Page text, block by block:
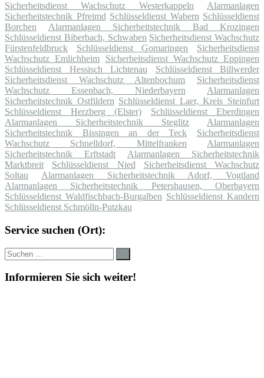
Sicherheitsdienst Wachschutz Westerkappeln
Alarmanlagen
Sicherheitstechnik Pfreimd Schlüsseldienst Wabern Schlüsseldienst
Borchen
Alarmanlagen Sicherheitstechnik Bad Krozingen
Schlüsseldienst Biberbach, Schwaben Sicherheitsdienst Wachschutz
Fürstenfeldbruck
Schlüsseldienst Gomaringen
Sicherheitsdienst
Wachschutz Emlichheim
Sicherheitsdienst Wachschutz Eppingen
Schlüsseldienst Hessisch Lichtenau
Schlüsseldienst Billwerder
Sicherheitsdienst Wachschutz Altenbochum
Sicherheitsdienst
Wachschutz Essenbach, Niederbayern
Alarmanlagen
Sicherheitstechnik Ostfildern Schlüsseldienst Laer, Kreis Steinfurt
Schlüsseldienst Herzberg (Elster)
Schlüsseldienst Eberdingen
Alarmanlagen Sicherheitstechnik Steglitz
Alarmanlagen
Sicherheitstechnik Bissingen an der Teck
Sicherheitsdienst
Wachschutz Schnelldorf, Mittelfranken
Alarmanlagen
Sicherheitstechnik Erftstadt
Alarmanlagen Sicherheitstechnik
Marktbreit
Schlüsseldienst Nied
Sicherheitsdienst Wachschutz
Soltau
Alarmanlagen Sicherheitstechnik Adorf, Vogtland
Alarmanlagen Sicherheitstechnik Petershausen, Oberbayern
Schlüsseldienst Waldfischbach-Burgalben Schlüsseldienst Kandern
Schlüsseldienst Schmölln-Putzkau
Service suchen (Ort):
Suche
nach:
Informieren Sie sich weiter!